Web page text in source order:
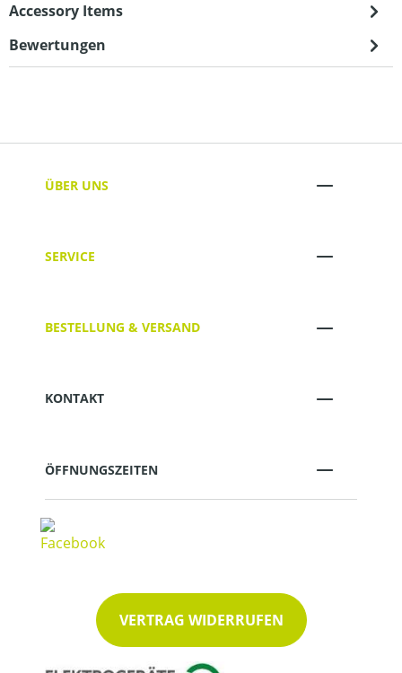
Accessory Items
Bewertungen
ÜBER UNS
SERVICE
BESTELLUNG & VERSAND
KONTAKT
ÖFFNUNGSZEITEN
VERTRAG WIDERRUFEN